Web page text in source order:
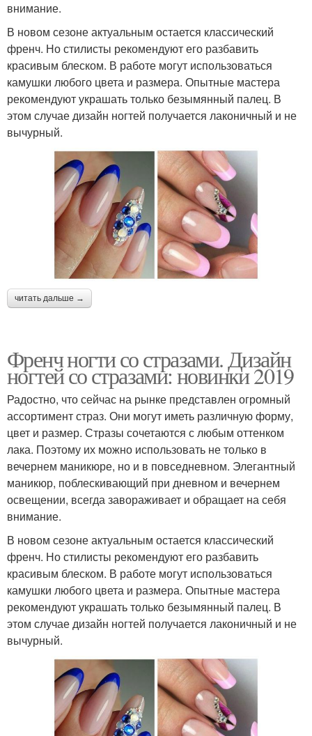
внимание.
В новом сезоне актуальным остается классический
френч. Но стилисты рекомендуют его разбавить
красивым блеском. В работе могут использоваться
камушки любого цвета и размера. Опытные мастера
рекомендуют украшать только безымянный палец. В
этом случае дизайн ногтей получается лаконичный и не
вычурный.
читать дальше →
Френч ногти со стразами. Дизайн
ногтей со стразами: новинки 2019
Радостно, что сейчас на рынке представлен огромный
ассортимент страз. Они могут иметь различную форму,
цвет и размер. Стразы сочетаются с любым оттенком
лака. Поэтому их можно использовать не только в
вечернем маникюре, но и в повседневном. Элегантный
маникюр, поблескивающий при дневном и вечернем
освещении, всегда завораживает и обращает на себя
внимание.
В новом сезоне актуальным остается классический
френч. Но стилисты рекомендуют его разбавить
красивым блеском. В работе могут использоваться
камушки любого цвета и размера. Опытные мастера
рекомендуют украшать только безымянный палец. В
этом случае дизайн ногтей получается лаконичный и не
вычурный.